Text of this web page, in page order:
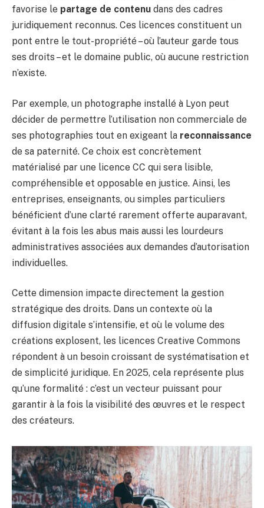
favorise le partage de contenu dans des cadres
juridiquement reconnus. Ces licences constituent un
pont entre le tout-propriété – où l’auteur garde tous
ses droits – et le domaine public, où aucune restriction
n’existe.
Par exemple, un photographe installé à Lyon peut
décider de permettre l’utilisation non commerciale de
ses photographies tout en exigeant la reconnaissance
de sa paternité. Ce choix est concrètement
matérialisé par une licence CC qui sera lisible,
compréhensible et opposable en justice. Ainsi, les
entreprises, enseignants, ou simples particuliers
bénéficient d’une clarté rarement offerte auparavant,
évitant à la fois les abus mais aussi les lourdeurs
administratives associées aux demandes d’autorisation
individuelles.
Cette dimension impacte directement la gestion
stratégique des droits. Dans un contexte où la
diffusion digitale s’intensifie, et où le volume des
créations explosent, les licences Creative Commons
répondent à un besoin croissant de systématisation et
de simplicité juridique. En 2025, cela représente plus
qu’une formalité : c’est un vecteur puissant pour
garantir à la fois la visibilité des œuvres et le respect
des créateurs.